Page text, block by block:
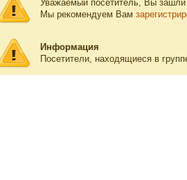
Уважаемый посетитель, Вы зашли
Мы рекомендуем Вам
Информация
Посетители, находящиеся в